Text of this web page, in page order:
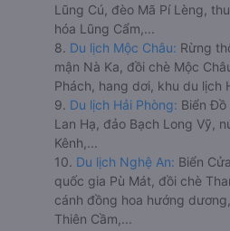
Lũng Cú, đèo Mã Pí Lèng,
hóa Lũng Cẩm,...
8. Du lịch Mộc Châu: Rừng
mận Nà Ka, đồi chè Mộc
Phách, hang dơi, khu du lịch
9. Du lịch Hải Phòng: Biển Đồ
Lan Hạ, đảo Bạch Long Vỹ,
Kênh,...
10. Du lịch Nghệ An: Biển
quốc gia Pù Mát, đồi chè
cánh đồng hoa hướng
Thiên Cầm,...